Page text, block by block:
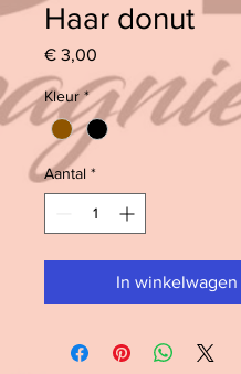
Haar donut
€ 3,00
Kleur *
Aantal *
In winkelwagen